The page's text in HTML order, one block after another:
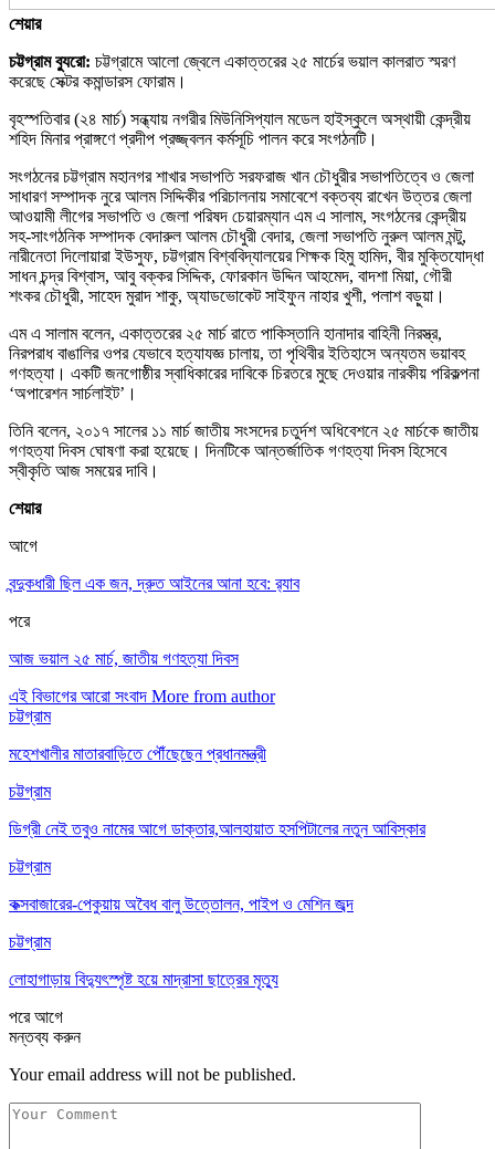
শেয়ার
চট্টগ্রাম ব্যুরো: চট্টগ্রামে আলো জ্বেলে একাত্তরের ২৫ মার্চের ভয়াল কালরাত স্মরণ
করেছে সেক্টর কমান্ডারস ফোরাম।
বৃহস্পতিবার (২৪ মার্চ) সন্ধ্যায় নগরীর মিউনিসিপ্যাল মডেল হাইস্কুলে অস্থায়ী কেন্দ্রীয়
শহিদ মিনার প্রাঙ্গণে প্রদীপ প্রজ্জ্বলন কর্মসূচি পালন করে সংগঠনটি।
সংগঠনের চট্টগ্রাম মহানগর শাখার সভাপতি সরফরাজ খান চৌধুরীর সভাপতিত্বে ও জেলা
সাধারণ সম্পাদক নুরে আলম সিদ্দিকীর পরিচালনায় সমাবেশে বক্তব্য রাখেন উত্তর জেলা
আওয়ামী লীগের সভাপতি ও জেলা পরিষদ চেয়ারম্যান এম এ সালাম, সংগঠনের কেন্দ্রীয়
সহ-সাংগঠনিক সম্পাদক বেদারুল আলম চৌধুরী বেদার, জেলা সভাপতি নুরুল আলম মন্টু,
নারীনেতা দিলোয়ারা ইউসুফ, চট্টগ্রাম বিশ্ববিদ্যালয়ের শিক্ষক হিমু হামিদ, বীর মুক্তিযোদ্ধা
সাধন চন্দ্র বিশ্বাস, আবু বক্কর সিদ্দিক, ফোরকান উদ্দিন আহমেদ, বাদশা মিয়া, গৌরী
শংকর চৌধুরী, সাহেদ মুরাদ শাকু, অ্যাডভোকেট সাইফুন নাহার খুশী, পলাশ বড়ুয়া।
এম এ সালাম বলেন, একাত্তরের ২৫ মার্চ রাতে পাকিস্তানি হানাদার বাহিনী নিরস্ত্র,
নিরপরাধ বাঙালির ওপর যেভাবে হত্যাযজ্ঞ চালায়, তা পৃথিবীর ইতিহাসে অন্যতম ভয়াবহ
গণহত্যা। একটি জনগোষ্ঠীর স্বাধিকারের দাবিকে চিরতরে মুছে দেওয়ার নারকীয় পরিকল্পনা
‘অপারেশন সার্চলাইট’।
তিনি বলেন, ২০১৭ সালের ১১ মার্চ জাতীয় সংসদের চতুর্দশ অধিবেশনে ২৫ মার্চকে জাতীয়
গণহত্যা দিবস ঘোষণা করা হয়েছে। দিনটিকে আন্তর্জাতিক গণহত্যা দিবস হিসেবে
স্বীকৃতি আজ সময়ের দাবি।
শেয়ার
আগে
বন্দুকধারী ছিল এক জন, দ্রুত আইনের আনা হবে: র‌্যাব
পরে
আজ ভয়াল ২৫ মার্চ, জাতীয় গণহত্যা দিবস
এই বিভাগের আরো সংবাদ More from author
চট্টগ্রাম
মহেশখালীর মাতারবাড়িতে পৌঁছেছেন প্রধানমন্ত্রী
চট্টগ্রাম
ডিগ্রী নেই তবুও নামের আগে ডাক্তার,আলহায়াত হসপিটালের নতুন আবিস্কার
চট্টগ্রাম
কক্সবাজারের-পেকুয়ায় অবৈধ বালু উত্তোলন, পাইপ ও মেশিন জব্দ
চট্টগ্রাম
লোহাগাড়ায় বিদ্যুৎস্পৃষ্ট হয়ে মাদ্রাসা ছাত্রের মৃত্যু
পরেআগে
মন্তব্য করুন
Your email address will not be published.